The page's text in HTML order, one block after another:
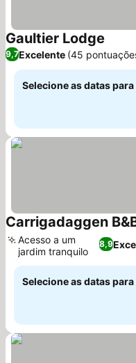
Gaultier Lodge
9,7Excelente (45
Selecione as datas
Carrigadaggen
8,9
Acesso a um
jardim tranquilo
Selecione as datas